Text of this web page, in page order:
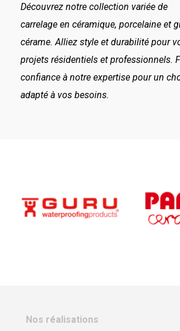
Découvrez notre collection variée de
carrelage en céramique, porcelaine et
cérame. Alliez style et durabilité pour
projets résidentiels et professionnels.
confiance à notre expertise pour un
adapté à vos besoins.
Nos réalisations